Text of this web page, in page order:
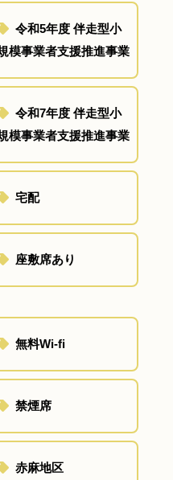
令和5年度 伴走型小
模事業者支援推進事業
令和7年度 伴走型小
模事業者支援推進事業
宅配
座敷席あり
無料Wi-fi
禁煙席
赤麻地区